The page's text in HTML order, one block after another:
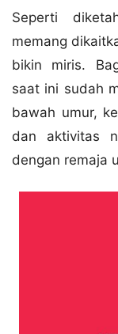
Seperti
memang
bikin miris.
saat ini sudah
bawah umur,
dan aktivitas
dengan remaja